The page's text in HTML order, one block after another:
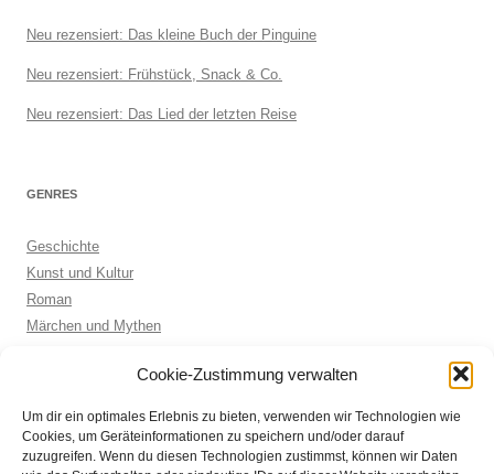
Cookie-Zustimmung verwalten
Um dir ein optimales Erlebnis zu bieten, verwenden wir Technologien wie
Cookies, um Geräteinformationen zu speichern und/oder darauf
zuzugreifen. Wenn du diesen Technologien zustimmst, können wir Daten
Neu rezensiert: Das kleine Buch der Pinguine
Neu rezensiert: Frühstück, Snack & Co.
Neu rezensiert: Das Lied der letzten Reise
GENRES
Geschichte
Kunst und Kultur
Roman
Märchen und Mythen
Sachbuch allgemein